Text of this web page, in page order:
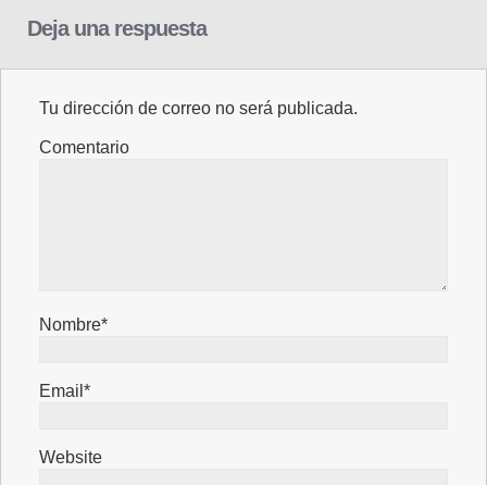
Deja una respuesta
Tu dirección de correo no será publicada.
Comentario
Nombre*
Email*
Website